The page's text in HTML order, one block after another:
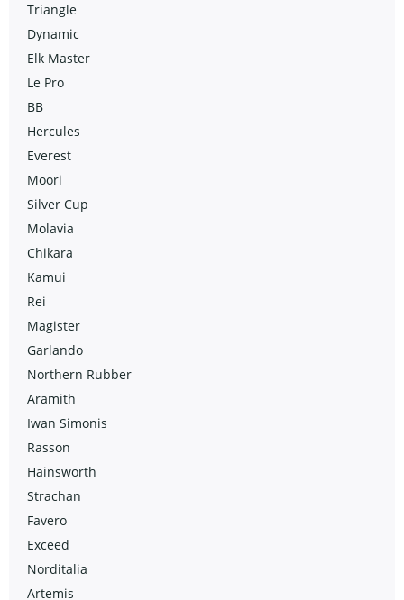
Triangle
Dynamic
Elk Master
Le Pro
BB
Hercules
Everest
Moori
Silver Cup
Molavia
Chikara
Kamui
Rei
Magister
Garlando
Northern Rubber
Aramith
Iwan Simonis
Rasson
Hainsworth
Strachan
Favero
Exceed
Norditalia
Artemis